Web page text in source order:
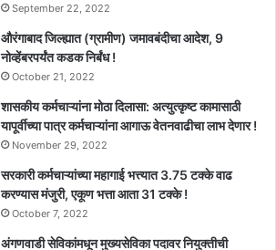
September 22, 2022
औरंगाबाद जिल्ह्यात (ग्रामीण) जमावबंदीचा आदेश, 9
नोव्हेंबरपर्यंत कडक निर्बंध !
October 21, 2022
शासकीय कर्मचाऱ्यांना मोठा दिलासा: अत्युत्कृष्ट कामासाठी
यापूर्वीच्या पात्र कर्मचाऱ्यांना आगाऊ वेतनवाढीचा लाभ देणार !
November 29, 2022
सरकारी कर्मचाऱ्यांच्या महागाई भत्त्यात 3.75 टक्के वाढ
करण्यास मंजुरी, एकूण भत्ता आता 31 टक्के !
October 7, 2022
अंगणवाडी सेविकांमधून मुख्यसेविका पदावर नियुक्तीची